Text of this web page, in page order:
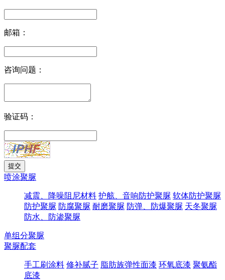
邮箱：
咨询问题：
验证码：
喷涂聚脲
减震、降噪阻尼材料 护舷、音响防护聚脲 软体防护聚脲
防护聚脲 防腐聚脲 耐磨聚脲 防弹、防爆聚脲 天冬聚脲
防水、防渗聚脲
单组分聚脲
聚脲配套
手工刷涂料 修补腻子 脂肪族弹性面漆 环氧底漆 聚氨酯
底漆